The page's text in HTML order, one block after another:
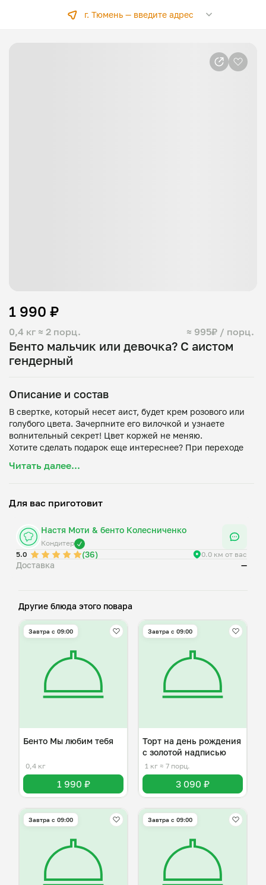
г. Тюмень — введите адрес
Бенто мальчик или девочка? С аистом
гендерный
0,4 кг ≈ 2 порц. ≈ 995₽ / порц.
1 990 ₽
Описание и состав
В свертке, который несет аист, будет крем розового или
голубого цвета. Зачерпните его вилочкой и узнаете
волнительный секрет! Цвет коржей не меняю.
Хотите сделать подарок еще интереснее? При переходе
свечки, праздничная коробка, свеча-фонтан,
Вкусы: клубника-ваниль, молочный ломтик, морковный
растительное масло, ванильная паста, клубника, крахмал,
творожный сыр, сливочное масло, краситель.
2. Молочный ломтик: какао-порошок, мука, сахар, яйца,
молоко, сода, растительное масло, разрыхлитель, мед,
3. Морковный: мука, сахар, растительное масло, яйца,
морковь, сода, соль, мускатный орех, корица, имбирь,
цедра апельсина, сок апельсина, грецкий орех,
Читать далее...
Для вас приготовит
Настя Моти & бенто Колесниченко
Кондитер
5.0
(36) 0.0 км от вас
Доставка —
Другие блюда этого повара
Завтра c 09:00
Бенто Мы любим тебя
0,4 кг
1 990 ₽
Завтра c 09:00
Торт на день рождения
с золотой надписью
1 кг ≈ 7 порц.
3 090 ₽
Завтра c 09:00 Завтра c 09:00